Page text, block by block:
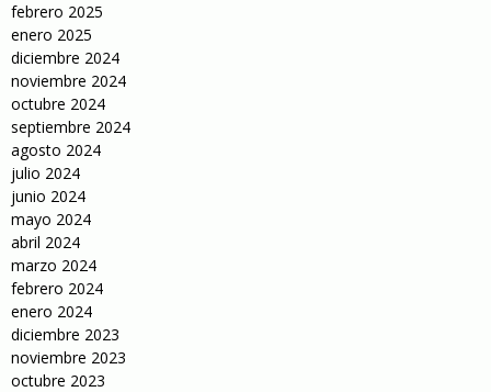
febrero 2025
enero 2025
diciembre 2024
noviembre 2024
octubre 2024
septiembre 2024
agosto 2024
julio 2024
junio 2024
mayo 2024
abril 2024
marzo 2024
febrero 2024
enero 2024
diciembre 2023
noviembre 2023
octubre 2023